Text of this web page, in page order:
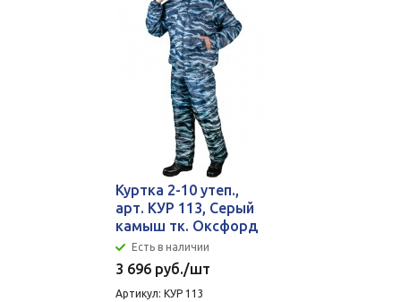
Куртка 2-10 утеп.,
арт. КУР 113, Серый
камыш тк. Оксфорд
Есть в наличии
3 696 руб./шт
Артикул: КУР 113